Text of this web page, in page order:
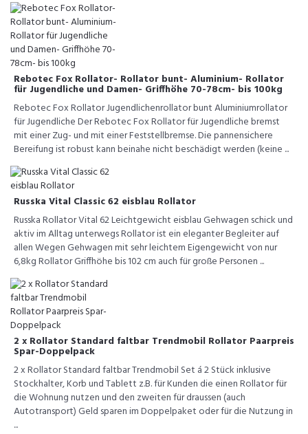
Rebotec Fox Rollator- Rollator bunt- Aluminium- Rollator
für Jugendliche und Damen- Griffhöhe 70-78cm- bis 100kg
Rebotec Fox Rollator Jugendlichenrollator bunt Aluminiumrollator
für Jugendliche Der Rebotec Fox Rollator für Jugendliche bremst
mit einer Zug- und mit einer Feststellbremse. Die pannensichere
Bereifung ist robust kann beinahe nicht beschädigt werden (keine ...
Russka Vital Classic 62 eisblau Rollator
Russka Rollator Vital 62 Leichtgewicht eisblau Gehwagen schick und
aktiv im Alltag unterwegs Rollator ist ein eleganter Begleiter auf
allen Wegen Gehwagen mit sehr leichtem Eigengewicht von nur
6,8kg Rollator Griffhöhe bis 102 cm auch für große Personen ...
2 x Rollator Standard faltbar Trendmobil Rollator Paarpreis
Spar-Doppelpack
2 x Rollator Standard faltbar Trendmobil Set á 2 Stück inklusive
Stockhalter, Korb und Tablett z.B. für Kunden die einen Rollator für
die Wohnung nutzen und den zweiten für draussen (auch
Autotransport) Geld sparen im Doppelpaket oder für die Nutzung in
...